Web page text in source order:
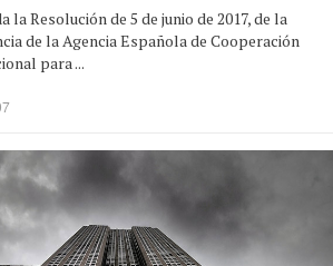
la Resolución de 5 de junio de 2017, de la
de la Agencia Española de Cooperación
para ...